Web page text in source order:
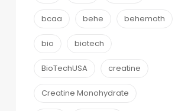
bcaa behe behemoth
bio biotech
BioTechUSA creatine
Creatine Monohydrate